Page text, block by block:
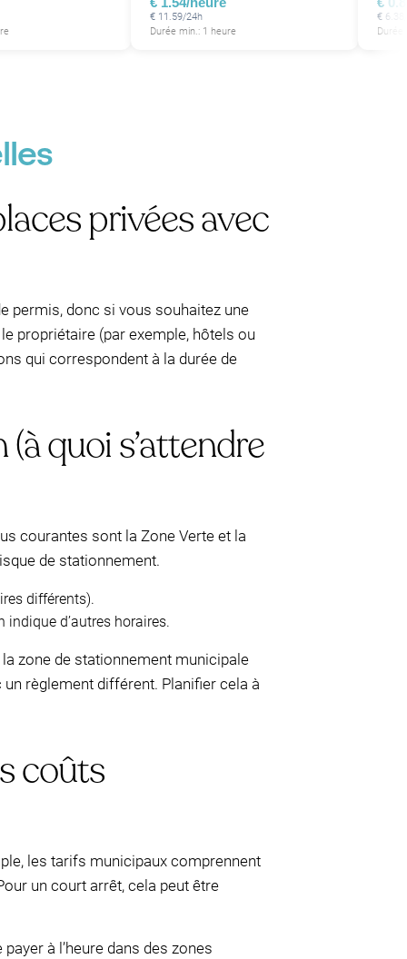
P
€ 11.59/24h
Durée min.: 1 heure
€
Durée
privées avec
permis, donc si vous souhaitez une
propriétaire (par exemple, hôtels ou
qui correspondent à la durée de
quoi s’attendre
courantes sont la Zone Verte et la
de stationnement.
différents).
d’autres horaires.
zone de stationnement municipale
règlement différent. Planifier cela à
coûts
les tarifs municipaux comprennent
un court arrêt, cela peut être
à l’heure dans des zones